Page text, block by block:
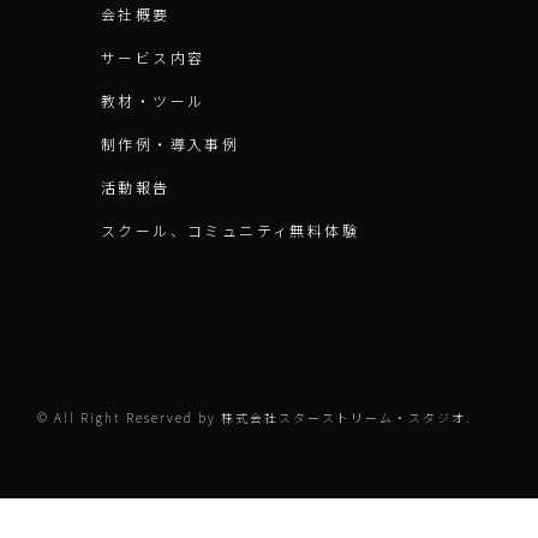
会社概要
サービス内容
教材・ツール
制作例・導入事例
活動報告
スクール、コミュニティ無料体験
© All Right Reserved by 株式会社スターストリーム・スタジオ.